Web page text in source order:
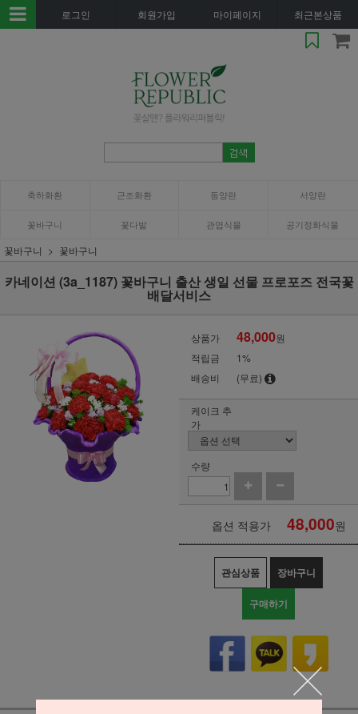
로그인 회원가입 마이페이지 최근본상품
축하화환 근조화환 동양란 서양란
꽃바구니 꽃다발 관엽식물 공기정화식물
꽃바구니 꽃바구니
카네이션 (3a_1187) 꽃바구니 출산 생일 선물 프로포즈 전국꽃
배달서비스
상품가 48,000원
적립금
1%
배송비
(무료)
케이크 추
가
수량
옵션 적용가 48,000원
관심상품 장바구니
구매하기